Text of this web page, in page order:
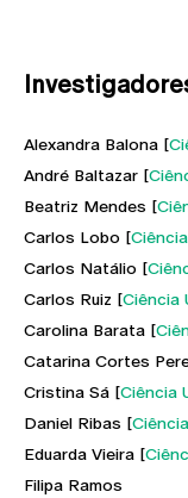
Alexandra Balona [
André Baltazar [
Beatriz Mendes [
Carlos Lobo [
Carlos Natálio [
Carlos Ruiz [Ciência
Carolina Barata [
Catarina Cortes
Cristina Sá [Ciência
Daniel Ribas [
Eduarda Vieira [
Filipa Ramos